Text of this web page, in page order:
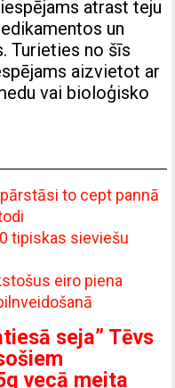
atrast teju
un
Turieties no šīs
aizvietot ar
vai bioloģisko
to cept pannā
tipiskas sieviešu
eiro piena
seja” Tēvs
vecā meita